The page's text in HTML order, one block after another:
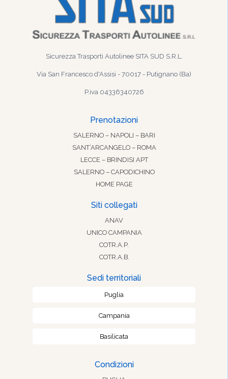
Sicurezza Trasporti Autolinee SITA SUD S.R.L.
Via San Francesco d'Assisi - 70017 - Putignano (Ba)
P.iva 04336340726
Prenotazioni
SALERNO – NAPOLI – BARI
SANT’ARCANGELO – ROMA
LECCE – BRINDISI APT
SALERNO – CAPODICHINO
HOME PAGE
Siti collegati
ANAV
UNICO CAMPANIA
COTR.A.P.
COTR.A.B.
Sedi territoriali
Puglia
Campania
Basilicata
Condizioni